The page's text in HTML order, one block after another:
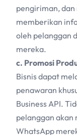
pengiriman,
memberikan
oleh pelanggan
mereka.
c. Promosi
Bisnis dapat
penawaran
Business API.
pelanggan akan
WhatsApp